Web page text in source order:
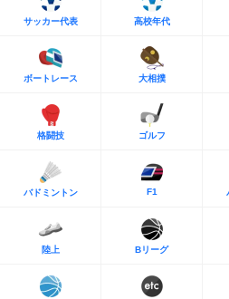
サッカー代表 高校年代
ボートレース 大相撲
格闘技 ゴルフ
バドミントン F1
陸上 Bリーグ